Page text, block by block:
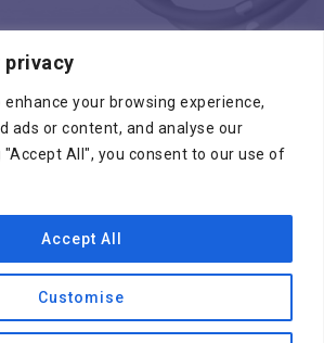
privacy
enhance your browsing experience,
ads or content, and analyse our
All", you consent to our use of
Customise
Accept All
работы: воскресенье -четверг
- 17:00
МЕДИЦИНСКИЙ ЦЕНТР
зарезервированы
медицинские услуги